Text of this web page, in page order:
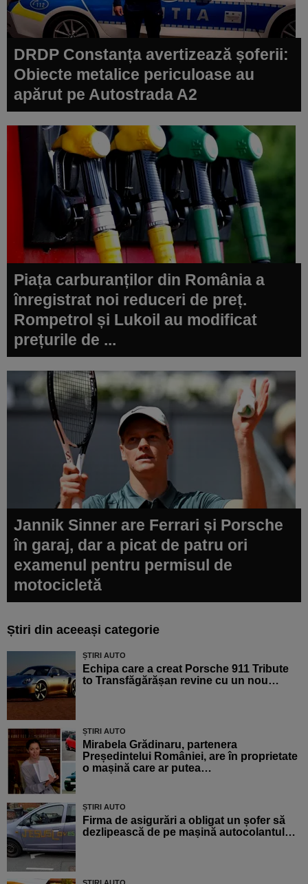
DRDP Constanța avertizează șoferii:
Obiecte metalice periculoase au
apărut pe Autostrada A2
Piața carburanților din România a
înregistrat noi reduceri de preț.
Rompetrol și Lukoil au modificat
prețurile de ...
Jannik Sinner are Ferrari și Porsche
în garaj, dar a picat de patru ori
examenul pentru permisul de
motocicletă
Știri din aceeași categorie
ȘTIRI AUTO
Echipa care a creat Porsche 911 Tribute
to Transfăgărășan revine cu un nou…
ȘTIRI AUTO
Mirabela Grădinaru, partenera
Președintelui României, are în proprietate
o mașină care ar putea…
ȘTIRI AUTO
Firma de asigurări a obligat un șofer să
dezlipească de pe mașină autocolantul…
ȘTIRI AUTO